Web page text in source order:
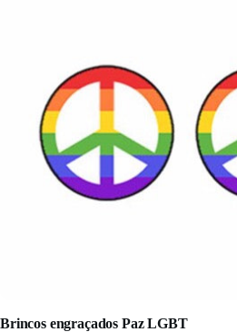
Brincos engraçados Paz LGBT